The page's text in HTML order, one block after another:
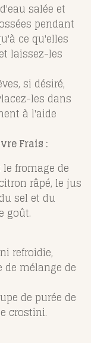
salée et
pendant
ce qu'elles
laissez-les
si désiré,
les dans
à l'aide
Frais :
fromage de
râpé, le jus
sel et du
goût.
refroidie,
de mélange de
de purée de
crostini.